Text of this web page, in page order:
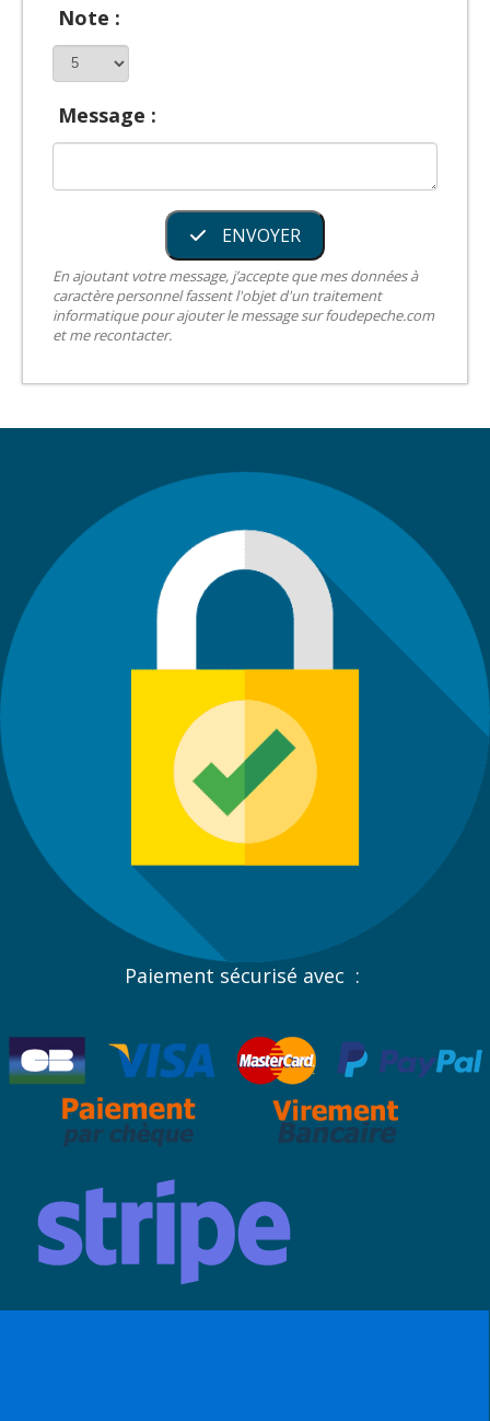
Note :
Message :
ENVOYER
En ajoutant votre message, j’accepte que mes données à
caractère personnel fassent l'objet d'un traitement
informatique pour ajouter le message sur foudepeche.com
et me recontacter.
Paiement sécurisé avec :